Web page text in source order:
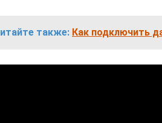
также: Как подключить